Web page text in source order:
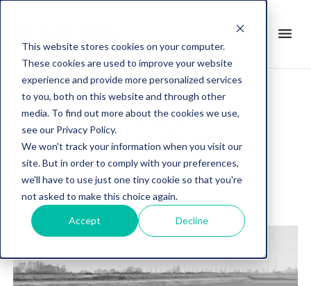
This website stores cookies on your computer.
These cookies are used to improve your website
experience and provide more personalized services
to you, both on this website and through other
media. To find out more about the cookies we use,
see our Privacy Policy.
We won't track your information when you visit our
site. But in order to comply with your preferences,
we'll have to use just one tiny cookie so that you're
not asked to make this choice again.
Accept Decline
menu
search
DELTA DEL PO